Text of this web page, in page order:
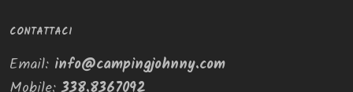
CONTATTACI
Email: info@campingjohnny.com